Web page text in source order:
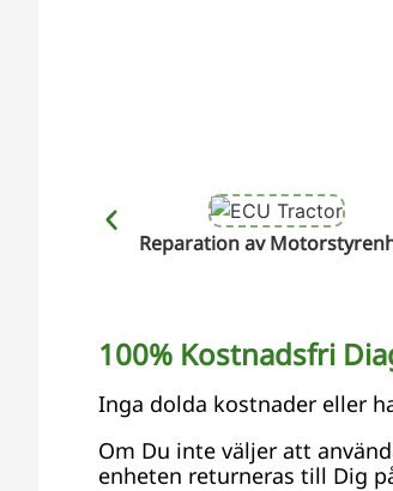
Reparation av
100% Kostnadsfri
Inga dolda kostnader eller
Om Du inte väljer att
enheten returneras till Dig